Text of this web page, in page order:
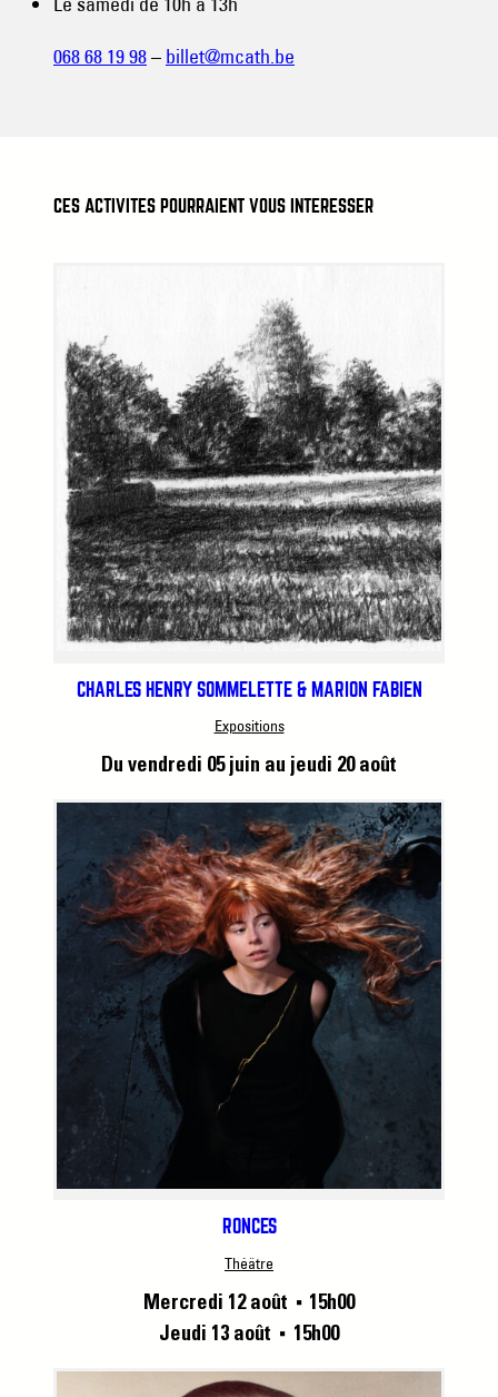
068 68 19 98– billet@mcath.be
CES ACTIVITÉS POURRAIENT VOUS INTÉRESSER
CHARLES HENRY SOMMELETTE & MARION FABIEN
Expositions
Du vendredi 05 juin au jeudi 20 août
RONCES
Théâtre
Mercredi 12 août ■
15h00
Jeudi 13 août
■ 15h00